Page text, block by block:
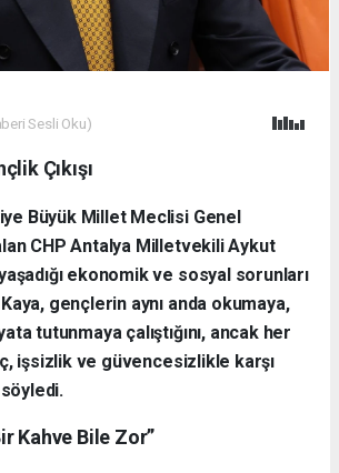
Sesli Oku)
Çıkışı
Büyük Millet Meclisi Genel
CHP Antalya Milletvekili Aykut
ekonomik ve sosyal sorunları
gençlerin aynı anda okumaya,
tutunmaya çalıştığını, ancak her
işsizlik ve güvencesizlikle karşı
söyledi.
Kahve Bile Zor”